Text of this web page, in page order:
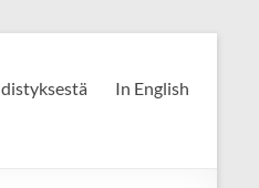
In English